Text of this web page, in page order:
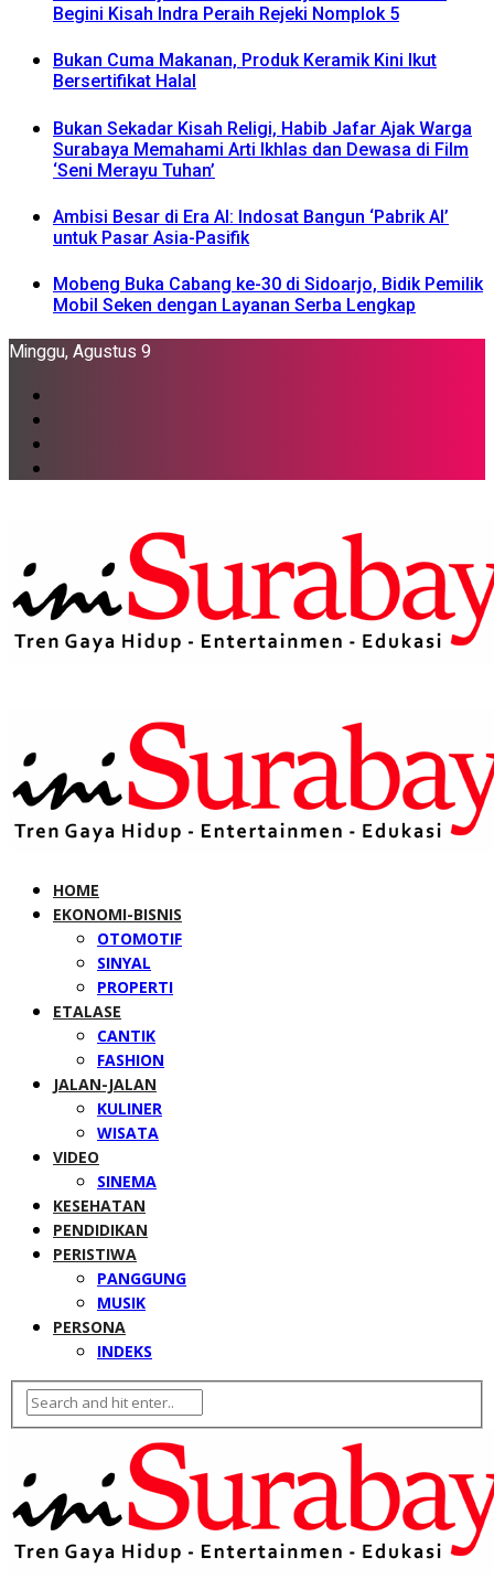
Begini Kisah Indra Peraih Rejeki Nomplok 5
Bukan Cuma Makanan, Produk Keramik Kini Ikut
Bersertifikat Halal
Bukan Sekadar Kisah Religi, Habib Jafar Ajak Warga
Surabaya Memahami Arti Ikhlas dan Dewasa di Film
‘Seni Merayu Tuhan’
Ambisi Besar di Era AI: Indosat Bangun ‘Pabrik AI’
untuk Pasar Asia-Pasifik
Mobeng Buka Cabang ke-30 di Sidoarjo, Bidik Pemilik
Mobil Seken dengan Layanan Serba Lengkap
Minggu, Agustus 9
HOME
EKONOMI-BISNIS
OTOMOTIF
SINYAL
PROPERTI
ETALASE
CANTIK
FASHION
JALAN-JALAN
KULINER
WISATA
VIDEO
SINEMA
KESEHATAN
PENDIDIKAN
PERISTIWA
PANGGUNG
MUSIK
PERSONA
INDEKS